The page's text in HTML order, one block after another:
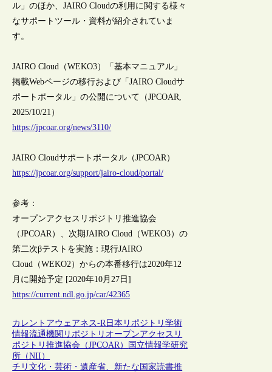
ル」のほか、JAIRO Cloudの利用に関する様々
なサポートツール・資料が紹介されていま
す。
JAIRO Cloud（WEKO3）「基本マニュアル」
掲載Webページの移行および「JAIRO Cloudサ
ポートポータル」の公開について（JPCOAR,
2025/10/21）
https://jpcoar.org/news/3110/
JAIRO Cloudサポートポータル（JPCOAR）
https://jpcoar.org/support/jairo-cloud/portal/
参考：
オープンアクセスリポジトリ推進協会
（JPCOAR）、次期JAIRO Cloud（WEKO3）の
第二次βテストを実施：現行JAIRO
Cloud（WEKO2）からの本番移行は2020年12
月に開始予定 [2020年10月27日]
https://current.ndl.go.jp/car/42365
カレントアウェアネス-R 日本 リポジトリ学術
情報流通機関リポジトリ オープンアクセスリ
ポジトリ推進協会（JPCOAR）
国立情報学研究
所（NII）
チリ文化・芸術・遺産省、新たな国家読書推